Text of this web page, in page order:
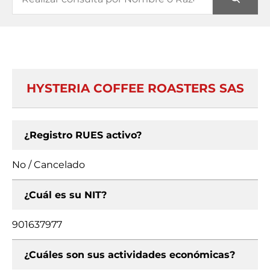
HYSTERIA COFFEE ROASTERS SAS
¿Registro RUES activo?
No / Cancelado
¿Cuál es su NIT?
901637977
¿Cuáles son sus actividades económicas?